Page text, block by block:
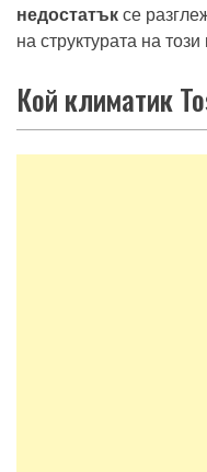
недостатък се
на структурата на този
Кой климатик